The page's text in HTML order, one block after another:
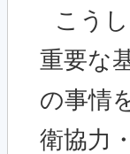
こう
重要な
の事情
衛協力